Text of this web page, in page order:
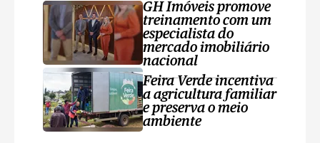
GH Imóveis promove
treinamento com um
especialista do
mercado imobiliário
nacional
Feira Verde incentiva
a agricultura familiar
e preserva o meio
ambiente